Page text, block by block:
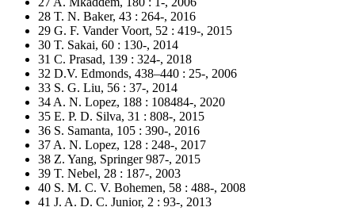
28 T. N. Baker, 43 : 264-, 2016
29 G. F. Vander Voort, 52 : 419-, 2015
30 T. Sakai, 60 : 130-, 2014
31 C. Prasad, 139 : 324-, 2018
32 D.V. Edmonds, 438–440 : 25-, 2006
33 S. G. Liu, 56 : 37-, 2014
34 A. N. Lopez, 188 : 108484-, 2020
35 E. P. D. Silva, 31 : 808-, 2015
36 S. Samanta, 105 : 390-, 2016
37 A. N. Lopez, 128 : 248-, 2017
38 Z. Yang, Springer 987-, 2015
39 T. Nebel, 28 : 187-, 2003
40 S. M. C. V. Bohemen, 58 : 488-, 2008
41 J. A. D. C. Junior, 2 : 93-, 2013